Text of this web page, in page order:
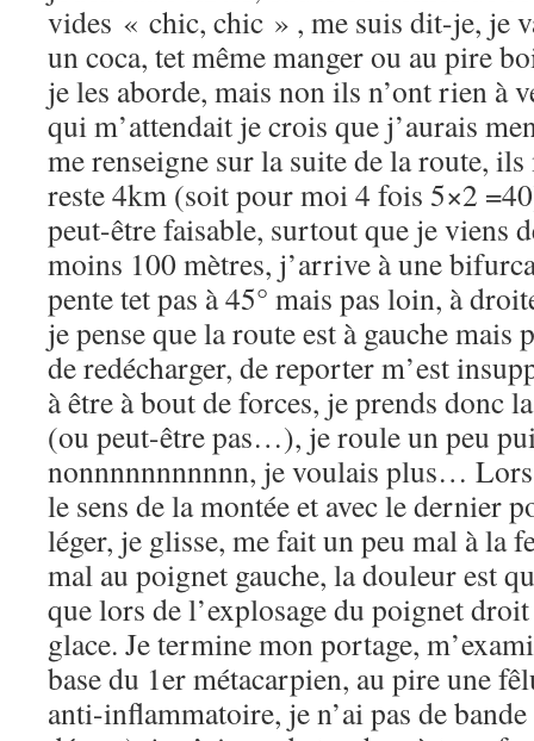
vides « chic, chic » , me suis dit-je, je
un coca, tet même manger ou au pire
je les aborde, mais non ils n’ont rien à
qui m’attendait je crois que j’aurais
me renseigne sur la suite de la route,
reste 4km (soit pour moi 4 fois 5×2
peut-être faisable, surtout que je viens
moins 100 mètres, j’arrive à une
pente tet pas à 45° mais pas loin, à
je pense que la route est à gauche mais
de redécharger, de reporter m’est
à être à bout de forces, je prends donc
(ou peut-être pas…), je roule un peu
nonnnnnnnnnnn, je voulais plus… Lors
le sens de la montée et avec le dernier
léger, je glisse, me fait un peu mal à la
mal au poignet gauche, la douleur est
que lors de l’explosage du poignet
glace. Je termine mon portage,
base du 1er métacarpien, au pire une
anti-inflammatoire, je n’ai pas de